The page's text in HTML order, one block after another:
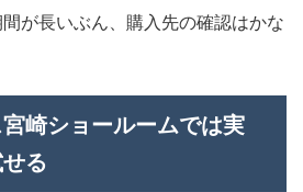
が長いぶん、購入先の確認はかな
崎ショールームでは実
る